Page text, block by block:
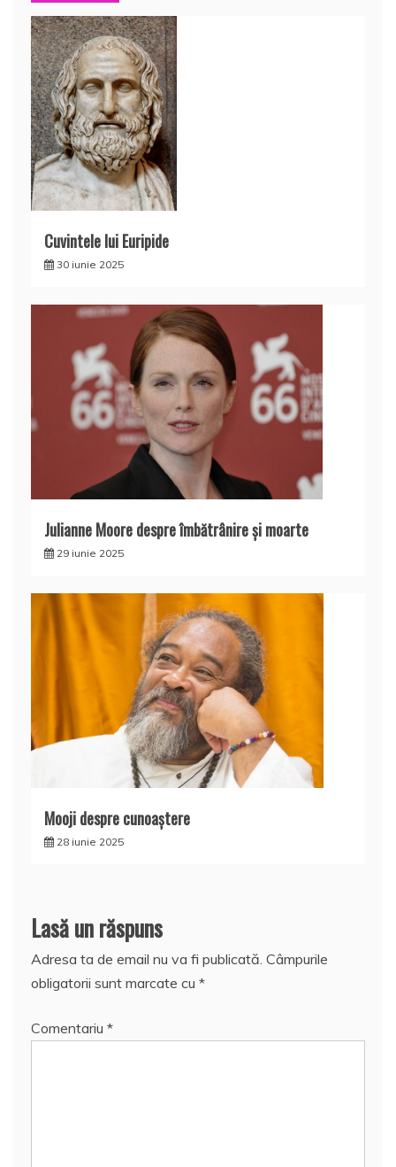
Cuvintele lui Euripide
30 iunie 2025
Julianne Moore despre îmbătrânire și moarte
29 iunie 2025
Mooji despre cunoaştere
28 iunie 2025
Lasă un răspuns
Adresa ta de email nu va fi publicată. Câmpurile
obligatorii sunt marcate cu *
Comentariu *